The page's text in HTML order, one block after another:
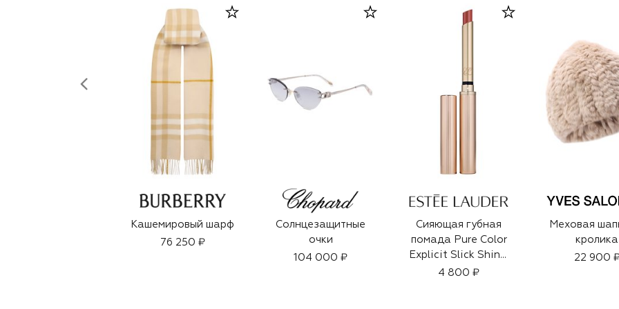
Кашемировый шарф
76 250 ₽
Солнцезащитные
очки
104 000 ₽
Сияющая губная
помада Pure Color
Explicit Slick Shine,
404 No Tomorrow
4 800 ₽
Меховая
кролика
22 900